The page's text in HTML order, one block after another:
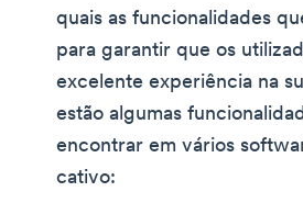
quais as funcionalidades
para garantir que os
excelente experiência na
estão algumas
encontrar em vários
cativo: